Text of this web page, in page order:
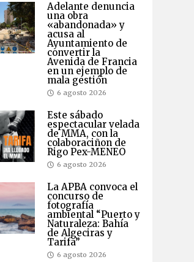
Adelante denuncia
una obra
«abandonada» y
acusa al
Ayuntamiento de
convertir la
Avenida de Francia
en un ejemplo de
mala gestión
6 agosto 2026
Este sábado
espectacular velada
de MMA, con la
colaboraciñon de
Rigo Pex-MENEO
6 agosto 2026
La APBA convoca el
concurso de
fotografía
ambiental “Puerto y
Naturaleza: Bahía
de Algeciras y
Tarifa”
6 agosto 2026